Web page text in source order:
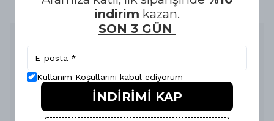
Ürün Açıklaması
Denim Tears Gri Şort, yaz aylarının vazgeçilmez parçası
olarak tasarlanmıştır. Yüksek kaliteli denim kumaşı, hem
dayanıklılığı hem de konforu bir arada sunarak, günlük
kullanımda mükemmel bir deneyim sağlar. Şortun modern
kesimi, vücut hatlarını zarif bir şekilde vurgularken, farklı
beden seçenekleri (XS, S, M, L, XL, XXL) ile her kullanıcıya
hitap eder.
indirim kazan.
SON 3 GÜN
Kullanım Koşullarını kabul ediyorum
İNDİRİMİ KAP